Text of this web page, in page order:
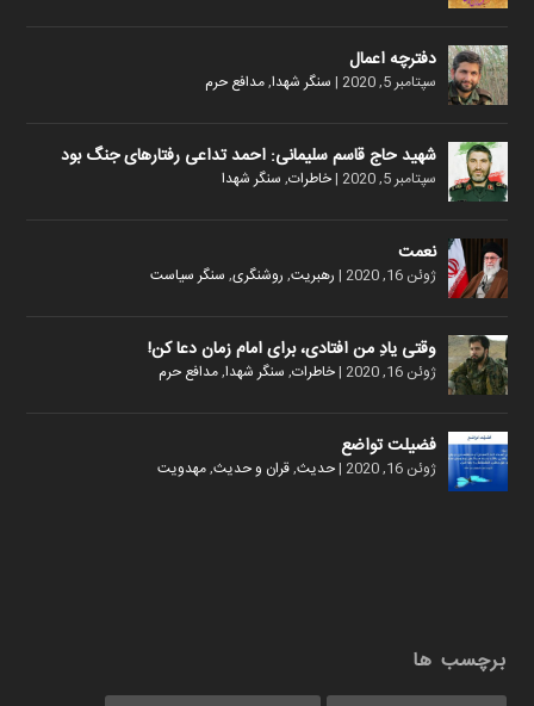
دفترچه اعمال
سپتامبر 5, 2020 | سنگر شهدا,مدافع حرم
شهید حاج قاسم سلیمانی: احمد تداعی رفتارهای جنگ بود
سپتامبر 5, 2020 |خاطرات, سنگر شهدا
نعمت
ژوئن 16, 2020 | رهبریت, روشنگری, سنگر سیاست
وقتی یادِ من افتادی، برای امام زمان دعا کن!
ژوئن 16, 2020 |خاطرات, سنگر شهدا,مدافع حرم
فضیلت تواضع
ژوئن 16, 2020 |حدیث,قران و حدیث,مهدویت
برچسب ها